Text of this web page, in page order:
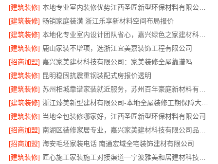
[建筑装修]
本地专业室内装修优势江西圣匠新型环保材料有限公司领先
[建筑装修] 畅销家庭装潢 浙江乐享新材料空间布局报价
[建筑装修]
本地化专业室内设计团队省心，嘉兴绿色之家建材科技有限公司
[建筑装修] 鹿山家装不增项，选浙江宜美嘉装饰工程有限公司
[招商加盟] 嘉兴家美建材科技有限公司：家美装修全屋靠谱吗
[建筑装修] 昆明稳固抗震重钢装配式房报价透明
[建筑装修]
[建筑装修]
浙江臻美新型建材有限公司-本地全屋装修工期保障大平层
[建筑装修] 当地全包装修哪家好，江西圣匠新型环保材料有限公司
[招商加盟]
[招商加盟] 海安毛坯家装电话 南通宏域全宅装饰建材有限公司
[建筑装修]